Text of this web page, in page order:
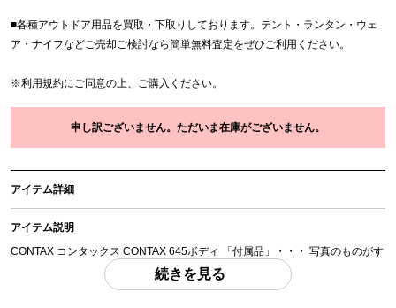
■各種アウトドア用品を買取・下取りしております。テント・ランタン・ウェ
ア・ナイフなどご売却ご検討なら簡単無料査定をぜひご利用ください。
※利用規約にご同意の上、ご購入ください。
申し訳ございません。ただいま在庫がございません。
アイテム詳細
アイテム説明
CONTAX コンタックス CONTAX 645ボディ 「付属品」・・・ 写真のものがす
(撮影、運搬備品は除く)
続きを見る